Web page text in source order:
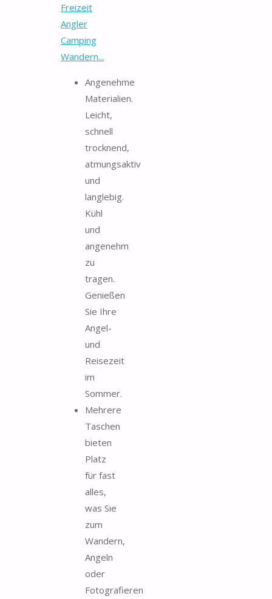
Freizeit
Angler
Camping
Wandern...
Angenehme
Materialien.
Leicht,
schnell
trocknend,
atmungsaktiv
und
langlebig.
Kühl
und
angenehm
zu
tragen.
Genießen
Sie Ihre
Angel-
und
Reisezeit
im
Sommer.
Mehrere
Taschen
bieten
Platz
für fast
alles,
was Sie
zum
Wandern,
Angeln
oder
Fotografieren